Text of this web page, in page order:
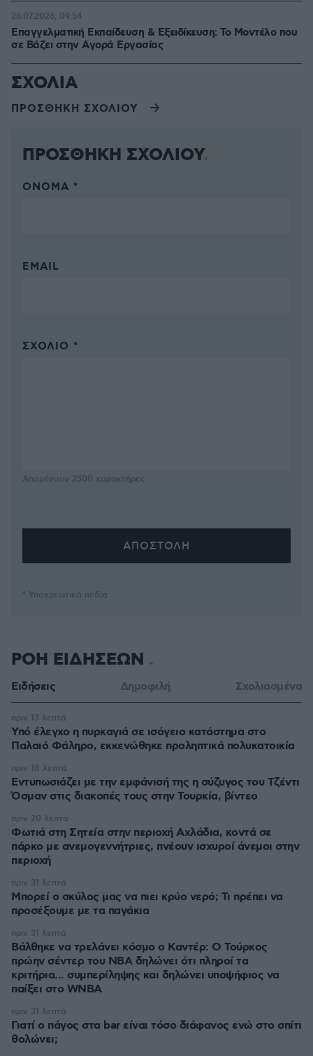
Επαγγελματική Εκπαίδευση & Εξειδίκευση: Το Mοντέλο που
σε Bάζει στην Aγορά Eργασίας
26.07.2026, 09:54
ΣΧΟΛΙΑ
ΠΡΟΣΘΗΚΗ ΣΧΟΛΙΟΥ
ΠΡΟΣΘΗΚΗ ΣΧΟΛΙΟΥ
ΌΝΟΜΑ *
EMAIL
ΣΧΌΛΙΟ *
Απομένουν 2500 χαρακτήρες
* Υποχρεωτικά πεδία
ΡΟΗ ΕΙΔΗΣΕΩΝ
Ειδήσεις Δημοφιλή Σχολιασμένα
Υπό έλεγχο η πυρκαγιά σε ισόγειο κατάστημα στο
Παλαιό Φάληρο, εκκενώθηκε προληπτικά πολυκατοικία
πριν 13 λεπτά
Εντυπωσιάζει με την εμφάνισή της η σύζυγος του Τζέντι
Όσμαν στις διακοπές τους στην Τουρκία, βίντεο
πριν 18 λεπτά
Φωτιά στη Σητεία στην περιοχή Αχλάδια, κοντά σε
πάρκο με ανεμογεννήτριες, πνέουν ισχυροί άνεμοι στην
περιοχή
πριν 20 λεπτά
Μπορεί ο σκύλος μας να πιει κρύο νερό; Τι πρέπει να
προσέξουμε με τα παγάκια
πριν 31 λεπτά
Βάλθηκε να τρελάνει κόσμο ο Καντέρ: Ο Τούρκος
πρώην σέντερ του NBA δηλώνει ότι πληροί τα
κριτήρια... συμπερίληψης και δηλώνει υποψήφιος να
παίξει στο WNBA
πριν 31 λεπτά
Γιατί ο πάγος στα bar είναι τόσο διάφανος ενώ στο σπίτι
θολώνει;
πριν 31 λεπτά